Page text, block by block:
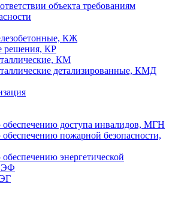
объекта требованиям
КЖ
решения, КР
КМ
детализированные, КМД
доступа инвалидов, МГН
пожарной безопасности,
энергетической
ЭФ